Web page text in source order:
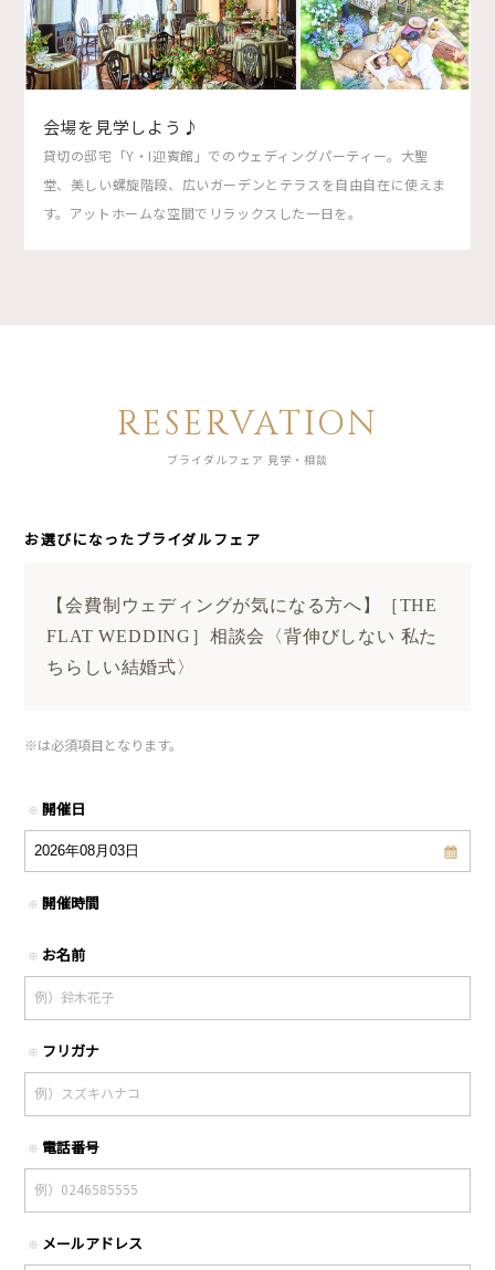
会場を見学しよう♪
貸切の邸宅「Y・I迎賓館」でのウェディングパーティー。大聖
堂、美しい螺旋階段、広いガーデンとテラスを自由自在に使えま
す。アットホームな空間でリラックスした一日を。
RESERVATION
ブライダルフェア 見学・相談
お選びになったブライダルフェア
【会費制ウェディングが気になる方へ】［THE
FLAT WEDDING］相談会〈背伸びしない 私た
ちらしい結婚式〉
※は必須項目となります。
※ 開催日
※ 開催時間
※ お名前
※ フリガナ
※ 電話番号
※ メールアドレス